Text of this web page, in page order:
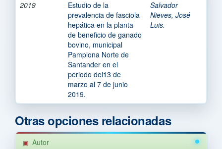
2019
Estudio de la
prevalencia de fasciola
hepática en la planta
de beneficio de ganado
bovino, municipal
Pamplona Norte de
Santander en el
periodo del13 de
marzo al 7 de junio
2019.
Salvador
Nieves, José
Luis.
Otras opciones relacionadas
Autor